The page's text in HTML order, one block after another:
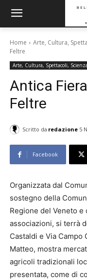
Home Arte, Cultura,
Feltre
Arte, Cultura, Spettacoli, Scienza
Antica
Feltre
Scritto da redazione 5
Facebook
Organizzata dal
sostegno della
Regione del Veneto
associazioni, si terrà
Castaldi e Via Campo
Matteo, mostra
agricoli tradizionali
presentata, come di